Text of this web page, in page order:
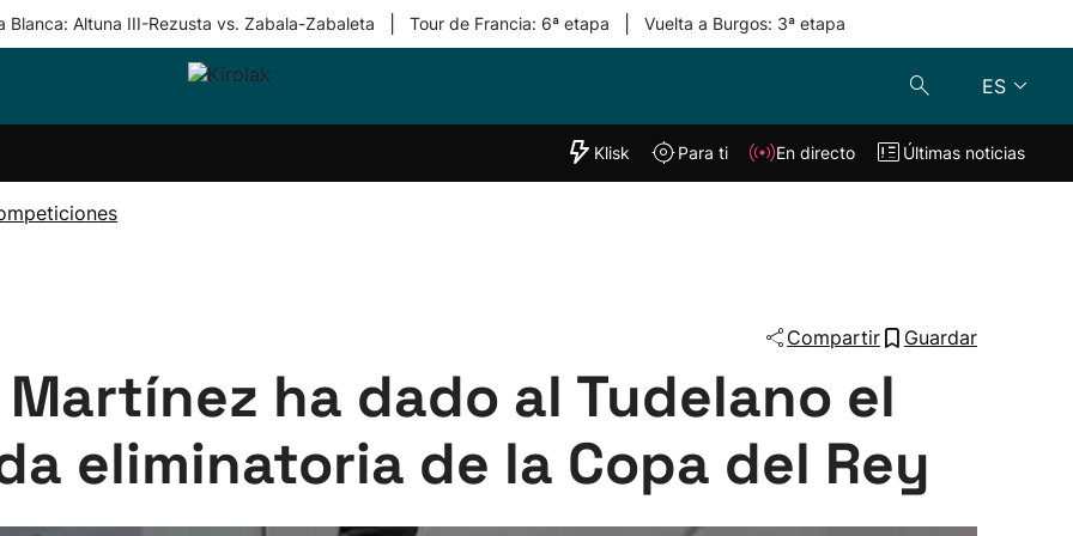
Blanca: Altuna III-Rezusta vs. Zabala-Zabaleta Tour de Francia: 6ª etapa Vuelta a Burgos: 3ª etapa
ES
Equipos
Competiciones
"Helmuga"
Klisk En directo
Klisk Para ti En directo Últimas noticias
Compartir Guardar
ha dado al Tudelano el
eliminatoria de la Copa del Rey